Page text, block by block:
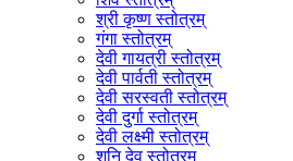
श्री कृष्ण स्तोत्रम्
गंगा स्तोत्रम्
देवी गायत्री स्तोत्रम्
देवी पार्वती स्तोत्रम्
देवी सरस्वती स्तोत्रम्
देवी दुर्गा स्तोत्रम्
देवी लक्ष्मी स्तोत्रम्
शनि देव स्तोत्रम्